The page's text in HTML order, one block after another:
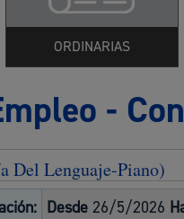
ORDINARIAS
-
Del Lenguaje-Piano)
Desde 26/5/2026